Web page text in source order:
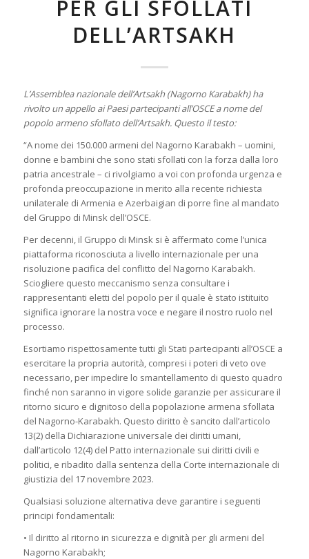
PER GLI SFOLLATI
DELL’ARTSAKH
L’Assemblea nazionale dell’Artsakh (Nagorno Karabakh) ha
rivolto un appello ai Paesi partecipanti all’OSCE a nome del
popolo armeno sfollato dell’Artsakh. Questo il testo:
“A nome dei 150.000 armeni del Nagorno Karabakh – uomini,
donne e bambini che sono stati sfollati con la forza dalla loro
patria ancestrale – ci rivolgiamo a voi con profonda urgenza e
profonda preoccupazione in merito alla recente richiesta
unilaterale di Armenia e Azerbaigian di porre fine al mandato
del Gruppo di Minsk dell’OSCE.
Per decenni, il Gruppo di Minsk si è affermato come l’unica
piattaforma riconosciuta a livello internazionale per una
risoluzione pacifica del conflitto del Nagorno Karabakh.
Sciogliere questo meccanismo senza consultare i
rappresentanti eletti del popolo per il quale è stato istituito
significa ignorare la nostra voce e negare il nostro ruolo nel
processo.
Esortiamo rispettosamente tutti gli Stati partecipanti all’OSCE a
esercitare la propria autorità, compresi i poteri di veto ove
necessario, per impedire lo smantellamento di questo quadro
finché non saranno in vigore solide garanzie per assicurare il
ritorno sicuro e dignitoso della popolazione armena sfollata
del Nagorno-Karabakh. Questo diritto è sancito dall’articolo
13(2) della Dichiarazione universale dei diritti umani,
dall’articolo 12(4) del Patto internazionale sui diritti civili e
politici, e ribadito dalla sentenza della Corte internazionale di
giustizia del 17 novembre 2023.
Qualsiasi soluzione alternativa deve garantire i seguenti
principi fondamentali:
• Il diritto al ritorno in sicurezza e dignità per gli armeni del
Nagorno Karabakh;